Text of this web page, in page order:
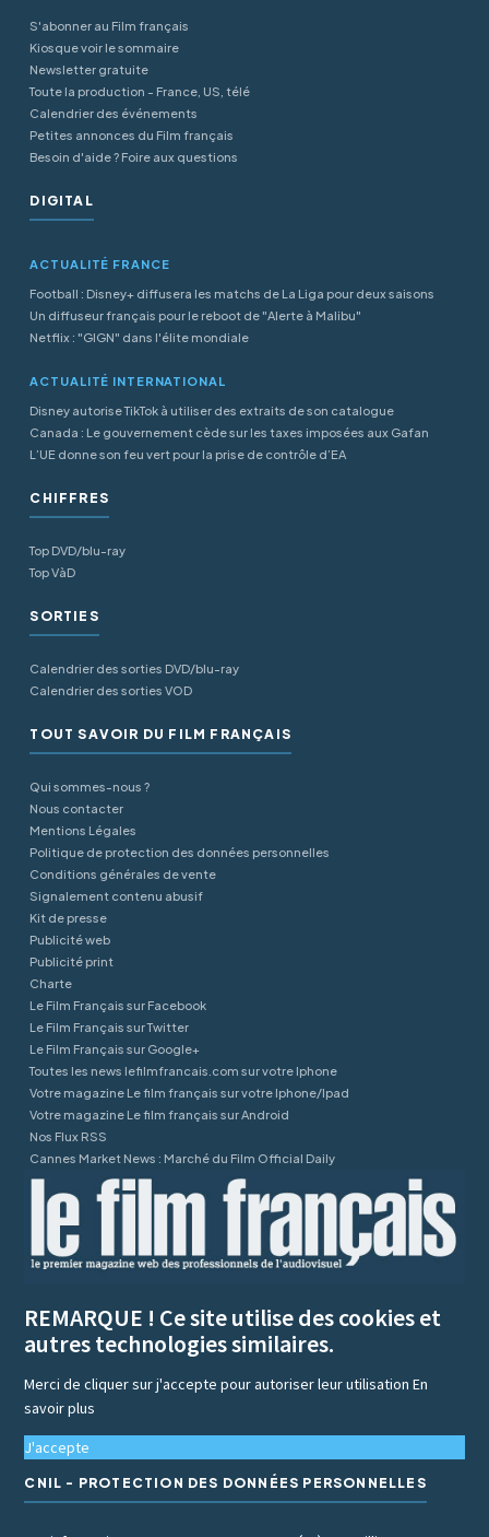
S'abonner au Film français
Kiosque voir le sommaire
Newsletter gratuite
Toute la production - France, US, télé
Calendrier des événements
Petites annonces du Film français
Besoin d'aide ? Foire aux questions
DIGITAL
ACTUALITÉ FRANCE
Football : Disney+ diffusera les matchs de La Liga pour deux saisons
Un diffuseur français pour le reboot de "Alerte à Malibu"
Netflix : "GIGN" dans l'élite mondiale
ACTUALITÉ INTERNATIONAL
Disney autorise TikTok à utiliser des extraits de son catalogue
Canada : Le gouvernement cède sur les taxes imposées aux Gafan
L’UE donne son feu vert pour la prise de contrôle d’EA
CHIFFRES
Top DVD/blu-ray
Top VàD
SORTIES
Calendrier des sorties DVD/blu-ray
Calendrier des sorties VOD
TOUT SAVOIR DU FILM FRANÇAIS
Qui sommes-nous ?
Nous contacter
Mentions Légales
Politique de protection des données personnelles
Conditions générales de vente
Signalement contenu abusif
Kit de presse
Publicité web
Publicité print
Charte
Le Film Français sur Facebook
Le Film Français sur Twitter
Le Film Français sur Google+
Toutes les news lefilmfrancais.com sur votre Iphone
Votre magazine Le film français sur votre Iphone/Ipad
Votre magazine Le film français sur Android
Nos Flux RSS
Cannes Market News : Marché du Film Official Daily
REMARQUE ! Ce site utilise des cookies et
autres technologies similaires.
Merci de cliquer sur j'accepte pour autoriser leur utilisationEn
savoir plus
J'accepte
CNIL - PROTECTION DES DONNÉES PERSONNELLES